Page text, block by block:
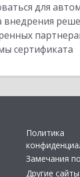
для
сертификата
Политика
Замечания
Другие сайты